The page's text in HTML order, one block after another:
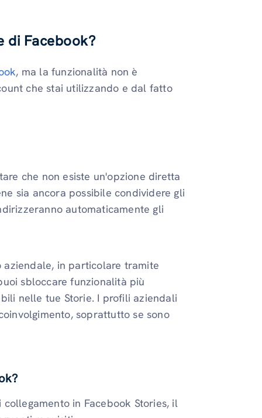
di Facebook?
, ma la funzionalità non è
che stai utilizzando e dal fatto
che non esiste un'opzione diretta
sia ancora possibile condividere gli
automaticamente gli
aziendale, in particolare tramite
sbloccare funzionalità più
nelle tue Storie. I profili aziendali
soprattutto se sono
in Facebook Stories, il